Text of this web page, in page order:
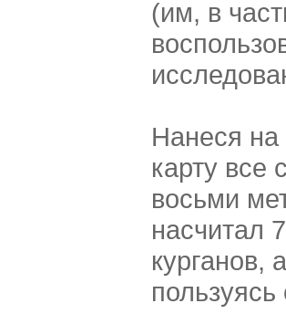
(им, в
Нанеся
карту все
восьми
насчитал
курганов,